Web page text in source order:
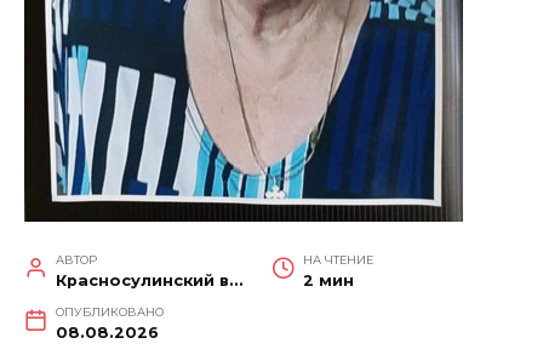
АВТОР
Красносулинский вестник
НА ЧТЕНИЕ
2 мин
ОПУБЛИКОВАНО
08.08.2026